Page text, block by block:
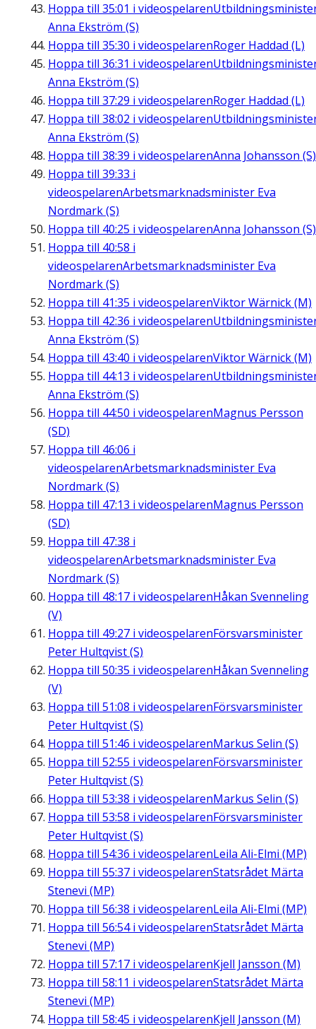
Hoppa till 35:01 i videospelaren
Anna Ekström (S)
Hoppa till 35:30 i videospelarenRoger Haddad (L)
Hoppa till 36:31 i videospelaren
Anna Ekström (S)
Hoppa till 37:29 i videospelarenRoger Haddad (L)
Hoppa till 38:02 i videospelaren
Anna Ekström (S)
Hoppa till 38:39 i videospelarenAnna Johansson (S)
Hoppa till 39:33 i
videospelarenArbetsmarknadsminister Eva
Nordmark (S)
Hoppa till 40:25 i videospelarenAnna Johansson (S)
Hoppa till 40:58 i
videospelarenArbetsmarknadsminister Eva
Nordmark (S)
Hoppa till 41:35 i videospelarenViktor Wärnick (M)
Hoppa till 42:36 i videospelaren
Anna Ekström (S)
Hoppa till 43:40 i videospelarenViktor Wärnick (M)
Hoppa till 44:13 i videospelaren
Anna Ekström (S)
Hoppa till 44:50 i videospelarenMagnus Persson
(SD)
Hoppa till 46:06 i
videospelarenArbetsmarknadsminister Eva
Nordmark (S)
Hoppa till 47:13 i videospelarenMagnus Persson
(SD)
Hoppa till 47:38 i
videospelarenArbetsmarknadsminister Eva
Nordmark (S)
Hoppa till 48:17 i videospelarenHåkan Svenneling
(V)
Hoppa till 49:27 i videospelarenFörsvarsminister
Peter Hultqvist (S)
Hoppa till 50:35 i videospelarenHåkan Svenneling
(V)
Hoppa till 51:08 i videospelarenFörsvarsminister
Peter Hultqvist (S)
Hoppa till 51:46 i videospelarenMarkus Selin (S)
Hoppa till 52:55 i videospelarenFörsvarsminister
Peter Hultqvist (S)
Hoppa till 53:38 i videospelarenMarkus Selin (S)
Hoppa till 53:58 i videospelarenFörsvarsminister
Peter Hultqvist (S)
Hoppa till 54:36 i videospelarenLeila Ali-Elmi (MP)
Hoppa till 55:37 i videospelarenStatsrådet Märta
Stenevi (MP)
Hoppa till 56:38 i videospelarenLeila Ali-Elmi (MP)
Hoppa till 56:54i videospelarenStatsrådet Märta
Stenevi (MP)
Hoppa till 57:17 i videospelarenKjell Jansson (M)
Hoppa till 58:11 i videospelarenStatsrådet Märta
Stenevi (MP)
Hoppa till 58:45 i videospelarenKjell Jansson (M)